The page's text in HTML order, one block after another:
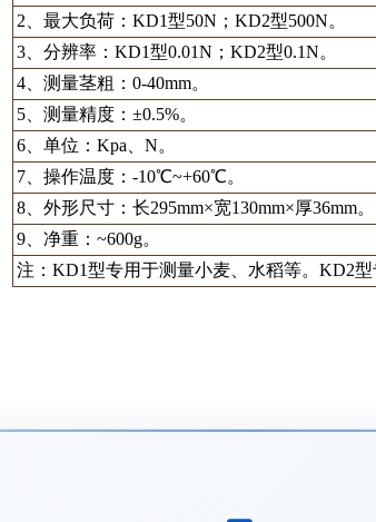
2、最大负荷：KD1型50N；KD2型500N。
3、分辨率：KD1型0.01N；KD2型0.1N。
4、测量茎粗：0-40mm。
5、测量精度：±0.5%。
6、单位：Kpa、N。
7、操作温度：-10℃~+60℃。
8、外形尺寸：长295mm×宽130mm×厚36mm。
9、净重：~600g。
注：KD1型专用于测量小麦、水稻等。KD2型